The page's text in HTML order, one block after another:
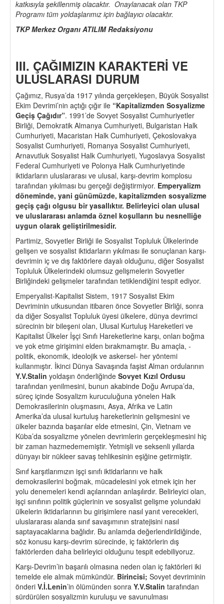
katkısıyla şekillenmiş olacaktır. Onaylanacak olan TKP
Programı tüm yoldaşlarımız için bağlayıcı olacaktır.
TKP Merkez Organı ATILIM Redaksiyonu
III. ÇAĞIMIZIN KARAKTERİ VE
ULUSLARASI DURUM
Çağımız, Rusya’da 1917 yılında gerçekleşen, Büyük Sosyalist
Ekim Devrimi’nin açtığı çığır ile “Kapitalizmden Sosyalizme
Geçiş Çağıdır”. 1991’de Sovyet Sosyalist Cumhuriyetler
Birliği, Demokratik Almanya Cumhuriyeti, Bulgaristan Halk
Cumhuriyeti, Macaristan Halk Cumhuriyeti, Çekoslovakya
Sosyalist Cumhuriyeti, Romanya Sosyalist Cumhuriyeti,
Arnavutluk Sosyalist Halk Cumhuriyeti, Yugoslavya Sosyalist
Federal Cumhuriyeti ve Polonya Halk Cumhuriyetinde
iktidarların uluslararası ve ulusal, karşı-devrim komplosu
tarafından yıkılması bu gerçeği değiştirmiyor. Emperyalizm
döneminde, yani günümüzde, kapitalizmden sosyalizme
geçiş çağı olgusu bir yasallıktır. Belirleyici olan ulusal
ve uluslararası anlamda öznel koşulların bu nesnelliğe
uygun olarak geliştirilmesidir.
Partimiz, Sovyetler Birliği ile Sosyalist Topluluk Ülkelerinde
gelişen ve sosyalist iktidarların yıkılması ile sonuçlanan karşı-
devrimin iç ve dış faktörlere dayalı olduğunu, diğer Sosyalist
Topluluk Ülkelerindeki olumsuz gelişmelerin Sovyetler
Birliğindeki gelişmeler tarafından tetiklendiğini tespit ediyor.
Emperyalist-Kapitalist Sistem, 1917 Sosyalist Ekim
Devriminin utkusundan itibaren önce Sovyetler Birliği, sonra
da diğer Sosyalist Topluluk üyesi ülkelere, dünya devrimci
sürecinin bir bileşeni olan, Ulusal Kurtuluş Hareketleri ve
Kapitalist Ülkeler İşçi Sınıfı Hareketlerine karşı, onları boğma
ve yok etme girişimini elden bırakmamıştır. Bu amaçla, -
politik, ekonomik, ideolojik ve askersel- her yöntemi
kullanmıştır. İkinci Dünya Savaşında faşist Alman ordularının
Y.V.Stalin yoldaşın önderliğinde Sovyet Kızıl Ordusu
tarafından yenilmesini, bunun akabinde Doğu Avrupa’da,
süreç içinde Sosyalizm kuruculuğuna yönelen Halk
Demokrasilerinin oluşmasını, Asya, Afrika ve Latin
Amerika’da ulusal kurtuluş hareketlerinin gelişmesini ve
ülkeler bazında başarılar elde etmesini, Çin, Vietnam ve
Küba’da sosyalizme yönelen devrimlerin gerçekleşmesini hiç
bir zaman hazmedememiştir. Yetmişli ve seksenli yıllarda
dünyayı bir nükleer savaş tehlikesinin eşiğine getirmiştir.
Sınıf karşıtlarımızın işçi sınıfı iktidarlarını ve halk
demokrasilerini boğmak, mücadelesini yok etmek için her
yolu denemeleri kendi açılarından anlaşılırdır. Belirleyici olan,
işçi sınıfının politik güçlerinin ve sosyalist gelişme yolundaki
ülkelerin iktidarlarının bu girişimlere nasıl yanıt verecekleri,
uluslararası alanda sınıf savaşımının stratejisini nasıl
saptayacaklarına bağlıdır. Bu anlamda değerlendirildiğinde,
söz konusu karşı-devrim sürecinde, iç faktörlerin dış
faktörlerden daha belirleyici olduğunu tespit edebiliyoruz.
Karşı-Devrim’in başarılı olmasına neden olan iç faktörleri iki
temelde ele almak mümkündür. Birincisi; Sovyet devriminin
önderi V.İ.Lenin’in ölümünden sonra Y.V.Stalin tarafından
sürdürülen sosyalizmin kuruluşu ve savunulması